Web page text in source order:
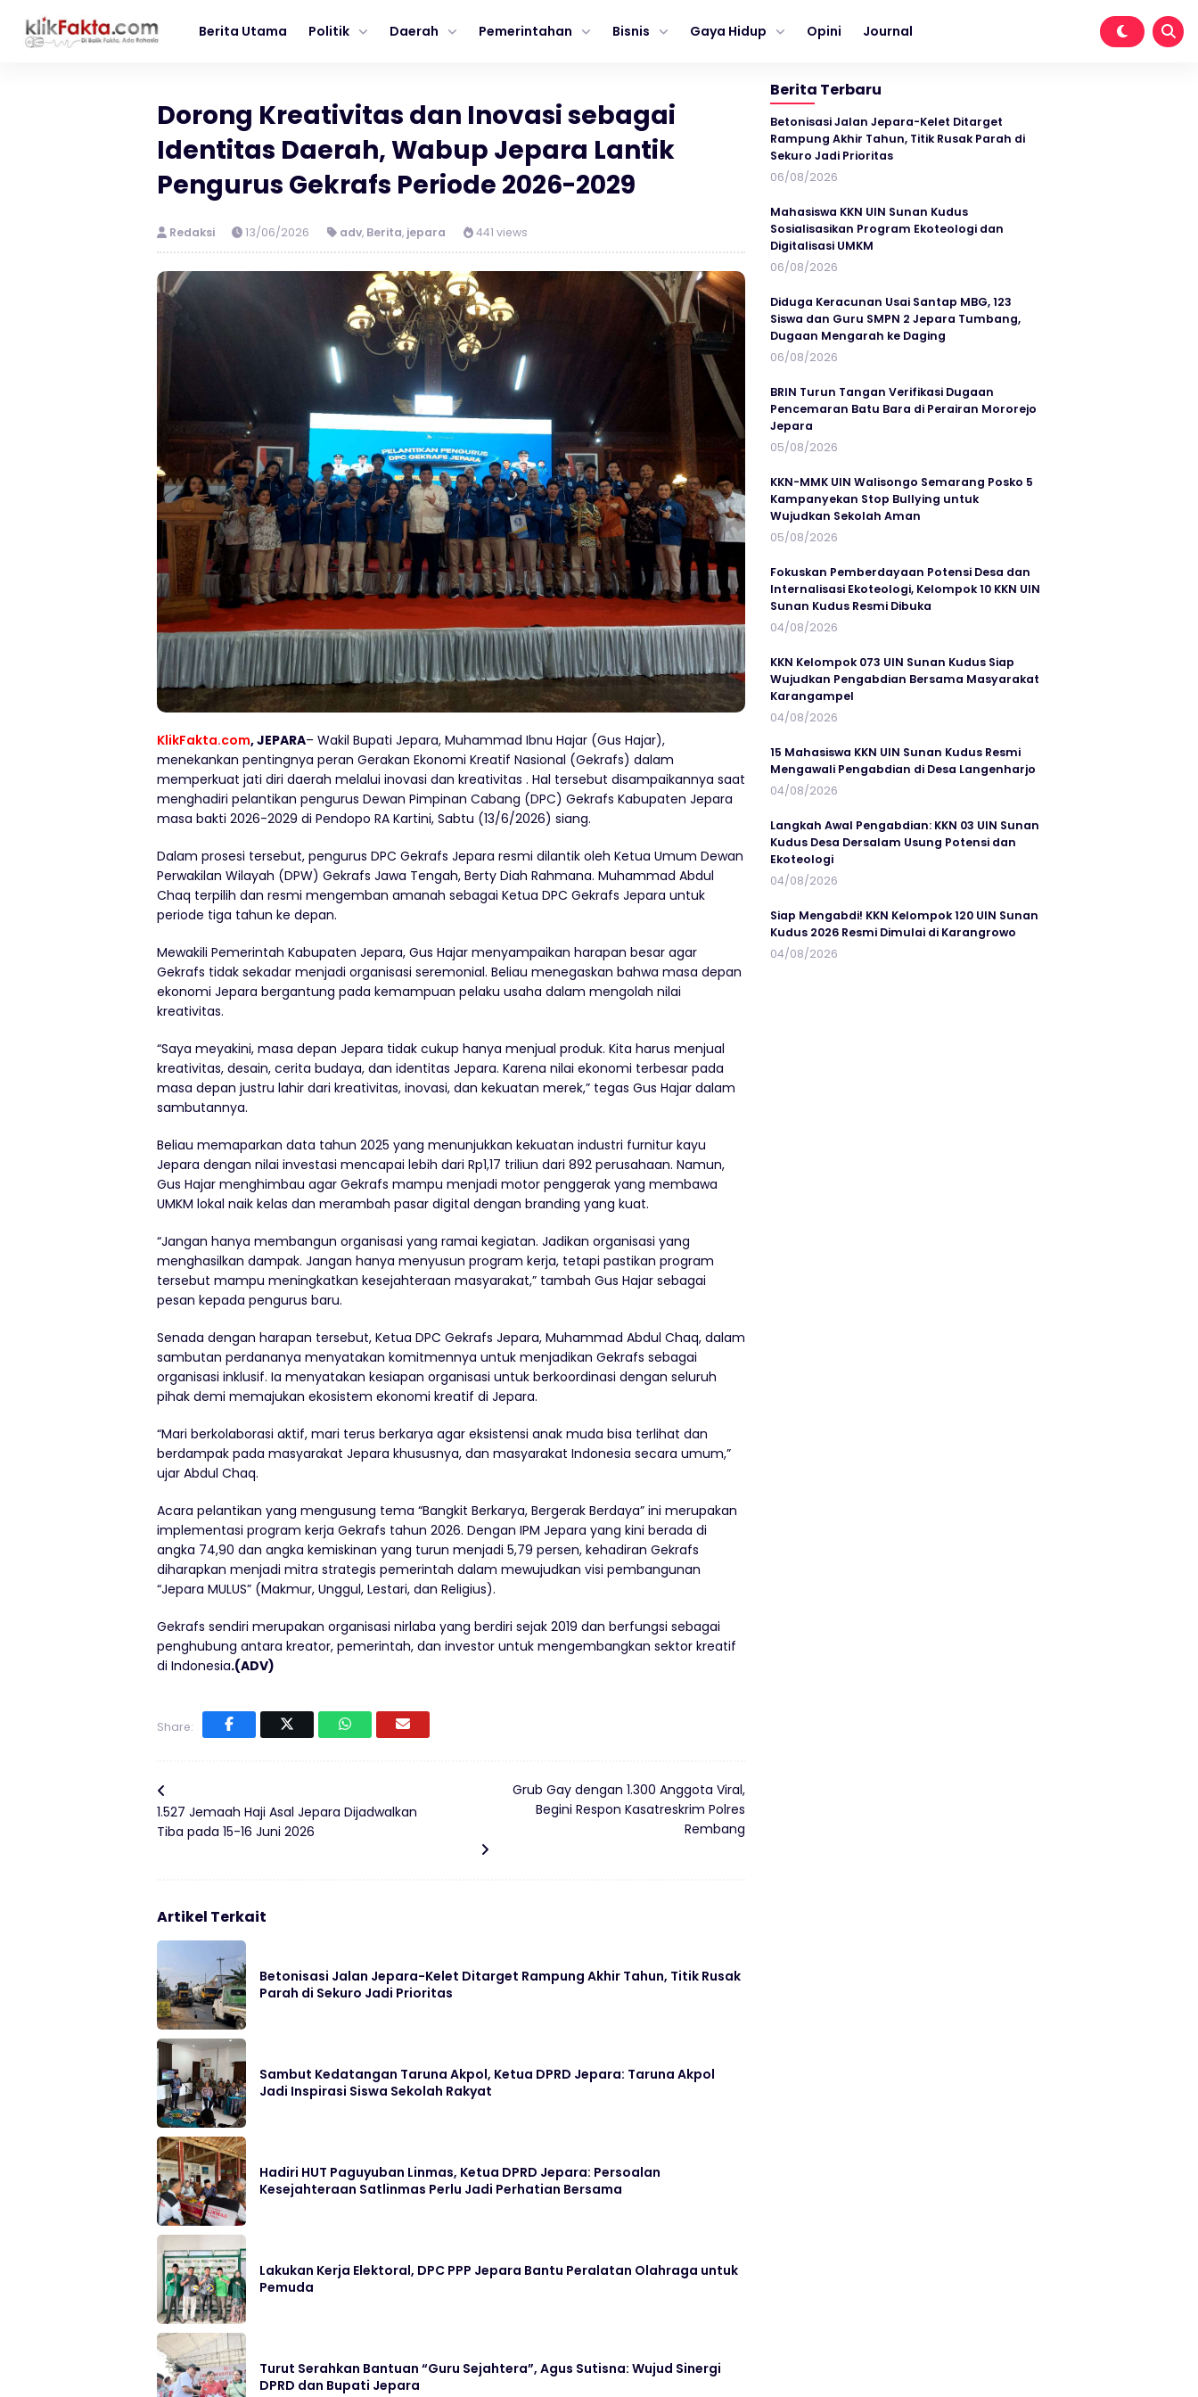
Berita Utama Politik Daerah Pemerintahan Bisnis Gaya Hidup Opini Journal
Dorong Kreativitas dan Inovasi sebagai
Identitas Daerah, Wabup Jepara Lantik
Pengurus Gekrafs Periode 2026-2029
Redaksi 13/06/2026 adv, Berita, jepara 441 views
KlikFakta.com, JEPARA– Wakil Bupati Jepara, Muhammad Ibnu Hajar (Gus Hajar),
menekankan pentingnya peran Gerakan Ekonomi Kreatif Nasional (Gekrafs) dalam
memperkuat jati diri daerah melalui inovasi dan kreativitas . Hal tersebut disampaikannya saat
menghadiri pelantikan pengurus Dewan Pimpinan Cabang (DPC) Gekrafs Kabupaten Jepara
masa bakti 2026-2029 di Pendopo RA Kartini, Sabtu (13/6/2026) siang.
Dalam prosesi tersebut, pengurus DPC Gekrafs Jepara resmi dilantik oleh Ketua Umum Dewan
Perwakilan Wilayah (DPW) Gekrafs Jawa Tengah, Berty Diah Rahmana. Muhammad Abdul
Chaq terpilih dan resmi mengemban amanah sebagai Ketua DPC Gekrafs Jepara untuk
periode tiga tahun ke depan.
Mewakili Pemerintah Kabupaten Jepara, Gus Hajar menyampaikan harapan besar agar
Gekrafs tidak sekadar menjadi organisasi seremonial. Beliau menegaskan bahwa masa depan
ekonomi Jepara bergantung pada kemampuan pelaku usaha dalam mengolah nilai
kreativitas.
“Saya meyakini, masa depan Jepara tidak cukup hanya menjual produk. Kita harus menjual
kreativitas, desain, cerita budaya, dan identitas Jepara. Karena nilai ekonomi terbesar pada
masa depan justru lahir dari kreativitas, inovasi, dan kekuatan merek,” tegas Gus Hajar dalam
sambutannya.
Beliau memaparkan data tahun 2025 yang menunjukkan kekuatan industri furnitur kayu
Jepara dengan nilai investasi mencapai lebih dari Rp1,17 triliun dari 892 perusahaan. Namun,
Gus Hajar menghimbau agar Gekrafs mampu menjadi motor penggerak yang membawa
UMKM lokal naik kelas dan merambah pasar digital dengan branding yang kuat.
“Jangan hanya membangun organisasi yang ramai kegiatan. Jadikan organisasi yang
menghasilkan dampak. Jangan hanya menyusun program kerja, tetapi pastikan program
tersebut mampu meningkatkan kesejahteraan masyarakat,” tambah Gus Hajar sebagai
pesan kepada pengurus baru.
Senada dengan harapan tersebut, Ketua DPC Gekrafs Jepara, Muhammad Abdul Chaq, dalam
sambutan perdananya menyatakan komitmennya untuk menjadikan Gekrafs sebagai
organisasi inklusif. Ia menyatakan kesiapan organisasi untuk berkoordinasi dengan seluruh
pihak demi memajukan ekosistem ekonomi kreatif di Jepara.
“Mari berkolaborasi aktif, mari terus berkarya agar eksistensi anak muda bisa terlihat dan
berdampak pada masyarakat Jepara khususnya, dan masyarakat Indonesia secara umum,”
ujar Abdul Chaq.
Acara pelantikan yang mengusung tema “Bangkit Berkarya, Bergerak Berdaya” ini merupakan
implementasi program kerja Gekrafs tahun 2026. Dengan IPM Jepara yang kini berada di
angka 74,90 dan angka kemiskinan yang turun menjadi 5,79 persen, kehadiran Gekrafs
diharapkan menjadi mitra strategis pemerintah dalam mewujudkan visi pembangunan
“Jepara MULUS” (Makmur, Unggul, Lestari, dan Religius).
Gekrafs sendiri merupakan organisasi nirlaba yang berdiri sejak 2019 dan berfungsi sebagai
penghubung antara kreator, pemerintah, dan investor untuk mengembangkan sektor kreatif
di Indonesia.(ADV)
Share:
1.527 Jemaah Haji Asal Jepara Dijadwalkan
Tiba pada 15-16 Juni 2026
Grub Gay dengan 1.300 Anggota Viral,
Begini Respon Kasatreskrim Polres
Rembang
Artikel Terkait
Betonisasi Jalan Jepara-Kelet Ditarget Rampung Akhir Tahun, Titik Rusak
Parah di Sekuro Jadi Prioritas
Sambut Kedatangan Taruna Akpol, Ketua DPRD Jepara: Taruna Akpol
Jadi Inspirasi Siswa Sekolah Rakyat
Hadiri HUT Paguyuban Linmas, Ketua DPRD Jepara: Persoalan
Kesejahteraan Satlinmas Perlu Jadi Perhatian Bersama
Lakukan Kerja Elektoral, DPC PPP Jepara Bantu Peralatan Olahraga untuk
Pemuda
Turut Serahkan Bantuan “Guru Sejahtera”, Agus Sutisna: Wujud Sinergi
DPRD dan Bupati Jepara
Berita Terbaru
Betonisasi Jalan Jepara-Kelet Ditarget
Rampung Akhir Tahun, Titik Rusak Parah di
Sekuro Jadi Prioritas
06/08/2026
Mahasiswa KKN UIN Sunan Kudus
Sosialisasikan Program Ekoteologi dan
Digitalisasi UMKM
06/08/2026
Diduga Keracunan Usai Santap MBG, 123
Siswa dan Guru SMPN 2 Jepara Tumbang,
Dugaan Mengarah ke Daging
06/08/2026
BRIN Turun Tangan Verifikasi Dugaan
Pencemaran Batu Bara di Perairan Mororejo
Jepara
05/08/2026
KKN-MMK UIN Walisongo Semarang Posko 5
Kampanyekan Stop Bullying untuk
Wujudkan Sekolah Aman
05/08/2026
Fokuskan Pemberdayaan Potensi Desa dan
Internalisasi Ekoteologi, Kelompok 10 KKN UIN
Sunan Kudus Resmi Dibuka
04/08/2026
KKN Kelompok 073 UIN Sunan Kudus Siap
Wujudkan Pengabdian Bersama Masyarakat
Karangampel
04/08/2026
15 Mahasiswa KKN UIN Sunan Kudus Resmi
Mengawali Pengabdian di Desa Langenharjo
04/08/2026
Langkah Awal Pengabdian: KKN 03 UIN Sunan
Kudus Desa Dersalam Usung Potensi dan
Ekoteologi
04/08/2026
Siap Mengabdi! KKN Kelompok 120 UIN Sunan
Kudus 2026 Resmi Dimulai di Karangrowo
04/08/2026